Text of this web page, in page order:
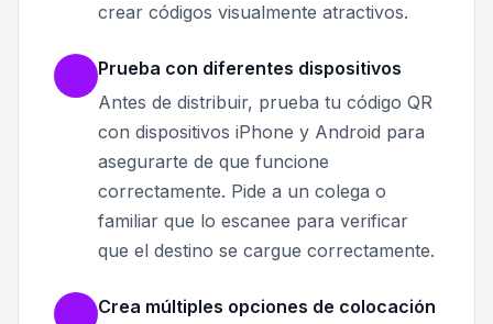
crear códigos visualmente atractivos.
Prueba con diferentes dispositivos
Antes de distribuir, prueba tu código QR
con dispositivos iPhone y Android para
asegurarte de que funcione
correctamente. Pide a un colega o
familiar que lo escanee para verificar
que el destino se cargue correctamente.
Crea múltiples opciones de colocación